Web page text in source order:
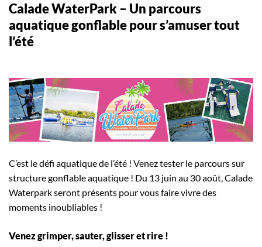
Calade WaterPark – Un parcours
aquatique gonflable pour s’amuser tout
l’été
C’est le défi aquatique de l’été ! Venez tester le parcours sur
structure gonflable aquatique ! Du 13 juin au 30 août, Calade
Waterpark seront présents pour vous faire vivre des
moments inoubliables !
Venez grimper, sauter, glisser et rire !